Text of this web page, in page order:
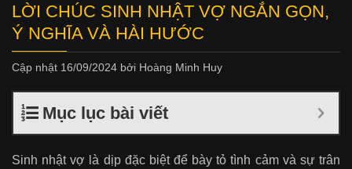
LỜI CHÚC SINH NHẬT VỢ NGẮN GỌN,
Ý NGHĨA VÀ HÀI HƯỚC
Cập nhật 16/09/2024 bởi Hoàng Minh Huy
Mục lục bài viết
Sinh nhật vợ là dịp đặc biệt để bày tỏ tình cảm và sự trân